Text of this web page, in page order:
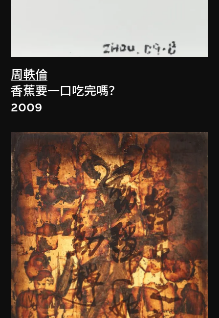
周軼倫
香蕉要一口吃完嗎？
2009